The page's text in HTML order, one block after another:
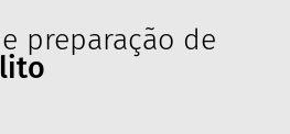
preparação de